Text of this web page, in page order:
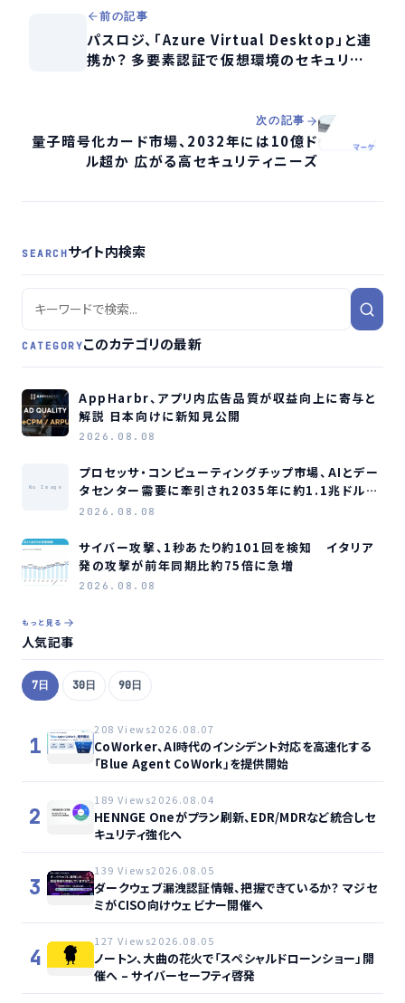
前の記事
パスロジ、「Azure Virtual Desktop」と連
携か？ 多要素認証で仮想環境のセキュリテ
次の記事
量子暗号化カード市場、2032年には10億ド
ル超か 広がる高セキュリティニーズ
SEARCHサイト内検索
CATEGORYこのカテゴリの最新
AppHarbr、アプリ内広告品質が収益向上に寄与と
解説 日本向けに新知見公開
2026.08.08
No Image
プロセッサ・コンピューティングチップ市場、AIとデー
タセンター需要に牽引され2035年に約1.1兆ドル規
模へ成長か
2026.08.08
サイバー攻撃、1秒あたり約101回を検知 イタリア
発の攻撃が前年同期比約75倍に急増
2026.08.08
もっと見る
人気記事
7日 30日 90日
1
208 Views2026.08.07
CoWorker、AI時代のインシデント対応を高速化する
「Blue Agent CoWork」を提供開始
2
189 Views2026.08.04
HENNGE Oneがプラン刷新、EDR/MDRなど統合しセ
キュリティ強化へ
3
139 Views2026.08.05
ダークウェブ漏洩認証情報、把握できているか？ マジセ
ミがCISO向けウェビナー開催へ
4
127 Views2026.08.05
ノートン、大曲の花火で「スペシャルドローンショー」開
催へ – サイバーセーフティ啓発